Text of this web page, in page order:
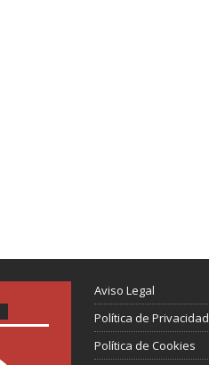
Aviso Legal
Política de Privacidad
Política de Cookies